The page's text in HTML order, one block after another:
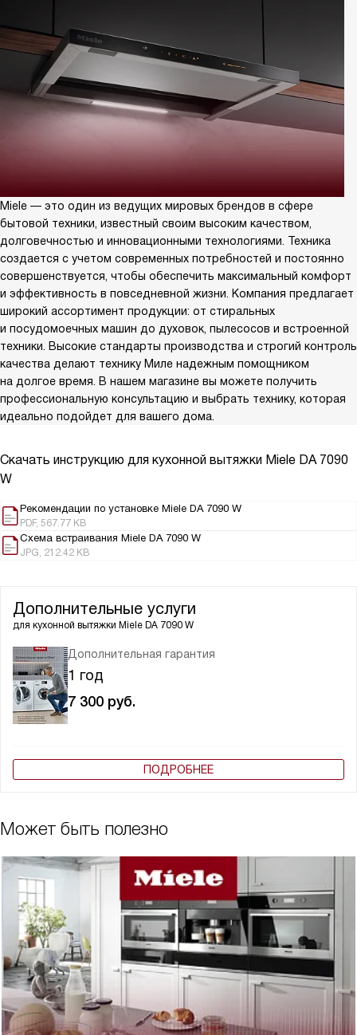
Miele — это один из ведущих мировых брендов в сфере
бытовой техники, известный своим высоким качеством,
долговечностью и инновационными технологиями. Техника
создается с учетом современных потребностей и постоянно
совершенствуется, чтобы обеспечить максимальный комфорт
и эффективность в повседневной жизни. Компания предлагает
широкий ассортимент продукции: от стиральных
и посудомоечных машин до духовок, пылесосов и встроенной
техники. Высокие стандарты производства и строгий контроль
качества делают технику Миле надежным помощником
на долгое время. В нашем магазине вы можете получить
профессиональную консультацию и выбрать технику, которая
идеально подойдет для вашего дома.
Скачать инструкцию для кухонной вытяжки Miele DA 7090
W
Рекомендации по установке Miele DA 7090 W
PDF, 567.77 KB
Схема встраивания Miele DA 7090 W
JPG, 212.42 KB
Дополнительные услуги
для кухонной вытяжки Miele DA 7090 W
Дополнительная гарантия
1 год
7 300 руб.
ПОДРОБНЕЕ
Может быть полезно